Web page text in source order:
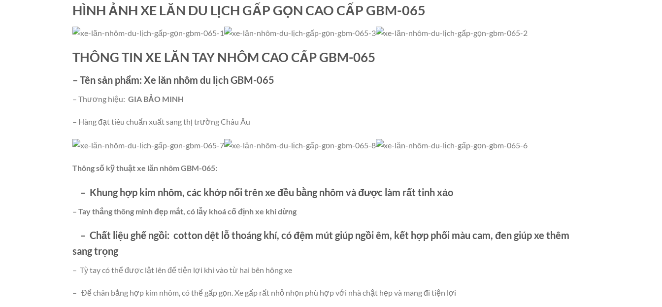
HÌNH ẢNH XE LĂN DU LỊCH GẤP GỌN CAO CẤP GBM-065
THÔNG TIN XE LĂN TAY NHÔM CAO CẤP GBM-065
– Tên sản phẩm: Xe lăn nhôm du lịch GBM-065
– Thương hiệu: GIA BẢO MINH
– Hàng đạt tiêu chuẩn xuất sang thị trường Châu Âu
Thông số kỹ thuật xe lăn nhôm GBM-065:
– Khung hợp kim nhôm, các khớp nối trên xe đều bằng nhôm và được làm rất tinh xảo
– Tay thắng thông minh đẹp mắt, có lẫy khoá cố định xe khi dừng
– Chất liệu ghế ngồi: cotton dệt lỗ thoáng khí, có đệm mút giúp ngồi êm, kết hợp phối màu cam, đen giúp xe thêm
sang trọng
– Tỳ tay có thể được lật lên để tiện lợi khi vào từ hai bên hông xe
– Để chân bằng hợp kim nhôm, có thể gấp gọn. Xe gấp rất nhỏ nhọn phù hợp với nhà chật hẹp và mang đi tiện lợi